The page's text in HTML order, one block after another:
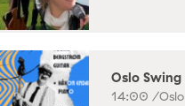
Oslo
14:00 /